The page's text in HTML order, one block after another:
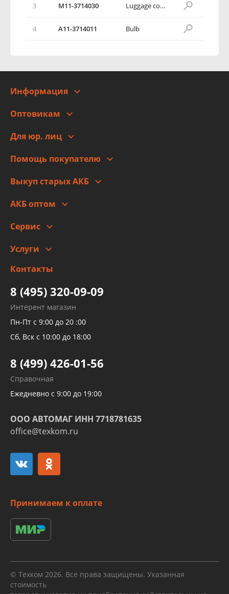
3 M11-3714030 Luggage compartment lamp assy
4 A11-3714011 Bulb
Информация
Адреса
Новости
Оптовикам
Для юр. лиц
Помощь покупателю
Оплата
Гарантии и возврат
Выкуп старых АКБ
АКБ оптом
Сервис
Заправка кондиционера авто
Детейлинг
Услуги
высокого давления
Тормозных трубок
Рукавов гидроусилителей
Рукавов компрессоров и турбин
Трубок кондиционеров
Развертка пайка медных стальных
алюминиевых трубок и штуцеров
Контакты
8 (495) 320-09-09
Интерент магазин
Пн-Пт с 9:00 до 20 :00
Сб, Вск с 10:00 до 18:00
8 (499) 426-01-56
Справочная
Ежедневно с 9:00 до 19:00
ООО АВТОМАГ ИНН 7718781635
office@texkom.ru
Принимаем к оплате
© Техком 2026. Все права защищены. Указанная
стоимость